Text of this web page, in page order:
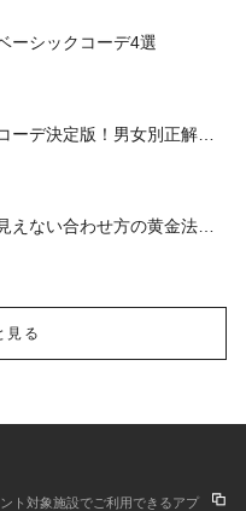
ーシックコーデ4選
ーデ決定版！男女別正解ス
ない合わせ方の黄金法則
見る
ト対象施設でご利用できるアプ